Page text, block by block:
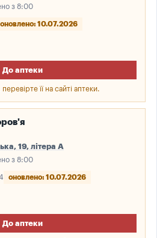
з 8:00
оновлено: 10.07.2026
До аптеки
її на сайті аптеки.
19, літера А
з 8:00
оновлено: 10.07.2026
До аптеки